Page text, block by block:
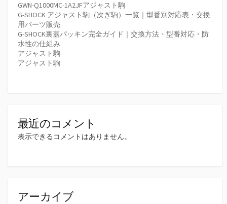
GWN-Q1000MC-1A2JFアジャスト駒
G-SHOCK アジャスト駒（次ぎ駒）一覧｜型番別対応表・交換
用パーツ販売
G-SHOCK裏蓋パッキン完全ガイド｜交換方法・型番対応・防
水性の仕組み
アジャスト駒
アジャスト駒
最近のコメント
表示できるコメントはありません。
アーカイブ